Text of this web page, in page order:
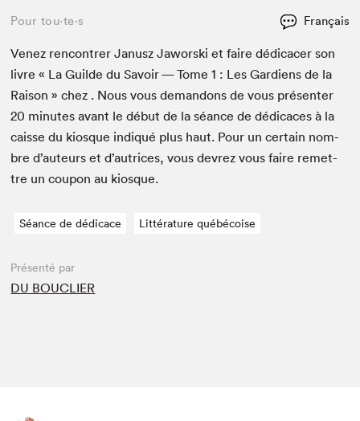
Pour tou⋅te⋅s Français
Venez ren­con­tr­er Janusz Jawors­ki et faire dédi­cac­er son
livre « La Guilde du Savoir — Tome1 : Les Gar­di­ens de la
Rai­son » chez . Nous vous deman­dons de vous présen­ter
20 min­utes avant le début de la séance de dédi­caces à la
caisse du kiosque indiqué plus haut. Pour un cer­tain nom­
bre d’auteurs et d’autrices, vous devrez vous faire remet­
tre un coupon au kiosque.
Séance de dédicace Littérature québécoise
Présenté par
DU BOUCLIER